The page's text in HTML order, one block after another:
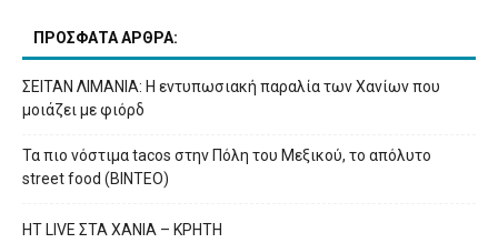
ΠΡΟΣΦΑΤΑ ΑΡΘΡΑ:
ΣΕΙΤΑΝ ΛΙΜΑΝΙΑ: Η εντυπωσιακή παραλία των Χανίων που
μοιάζει με φιόρδ
Τα πιο νόστιμα tacos στην Πόλη του Μεξικού, το απόλυτο
street food (ΒΙΝΤΕΟ)
HT LIVE ΣΤΑ ΧΑΝΙΑ – ΚΡΗΤΗ